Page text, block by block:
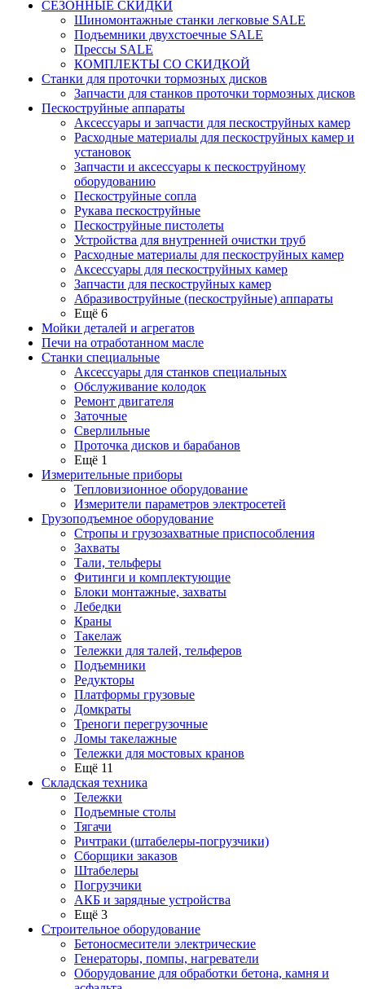
СЕЗОННЫЕ СКИДКИ
Шиномонтажные станки легковые SALE
Подъемники двухстоечные SALE
Прессы SALE
КОМПЛЕКТЫ СО СКИДКОЙ
Станки для проточки тормозных дисков
Запчасти для станков проточки тормозных дисков
Пескоструйные аппараты
Аксессуары и запчасти для пескоструйных камер
Расходные материалы для пескоструйных камер и
установок
Запчасти и аксессуары к пескоструйному
оборудованию
Пескоструйные сопла
Рукава пескоструйные
Пескоструйные пистолеты
Устройства для внутренней очистки труб
Расходные материалы для пескоструйных камер
Аксессуары для пескоструйных камер
Запчасти для пескоструйных камер
Абразивоструйные (пескоструйные) аппараты
Ещё 6
Мойки деталей и агрегатов
Печи на отработанном масле
Станки специальные
Аксессуары для станков специальных
Обслуживание колодок
Ремонт двигателя
Заточные
Сверлильные
Проточка дисков и барабанов
Ещё 1
Измерительные приборы
Тепловизионное оборудование
Измерители параметров электросетей
Грузоподъемное оборудование
Стропы и грузозахватные приспособления
Захваты
Тали, тельферы
Фитинги и комплектующие
Блоки монтажные, захваты
Лебедки
Краны
Такелаж
Тележки для талей, тельферов
Подъемники
Редукторы
Платформы грузовые
Домкраты
Треноги перегрузочные
Ломы такелажные
Тележки для мостовых кранов
Ещё 11
Складская техника
Тележки
Подъемные столы
Тягачи
Ричтраки (штабелеры-погрузчики)
Сборщики заказов
Штабелеры
Погрузчики
АКБ и зарядные устройства
Ещё 3
Строительное оборудование
Бетоносмесители электрические
Генераторы, помпы, нагреватели
Оборудование для обработки бетона, камня и